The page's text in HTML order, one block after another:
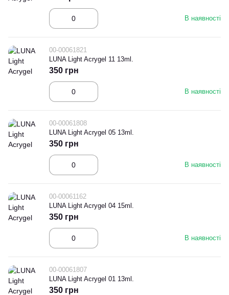
В наявності
00-00061821
LUNA Light Acrygel 11 13ml.
В наявності
350 грн
00-00061808
LUNA Light Acrygel 05 13ml.
В наявності
350 грн
00-00061162
LUNA Light Acrygel 04 15ml.
В наявності
350 грн
00-00061807
LUNA Light Acrygel 01 13ml.
350 грн